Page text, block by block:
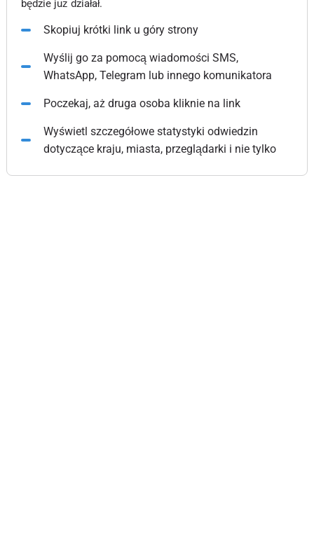
będzie już działał.
Skopiuj krótki link u góry strony
Wyślij go za pomocą wiadomości SMS,
WhatsApp, Telegram lub innego komunikatora
Poczekaj, aż druga osoba kliknie na link
Wyświetl szczegółowe statystyki odwiedzin
dotyczące kraju, miasta, przeglądarki i nie tylko